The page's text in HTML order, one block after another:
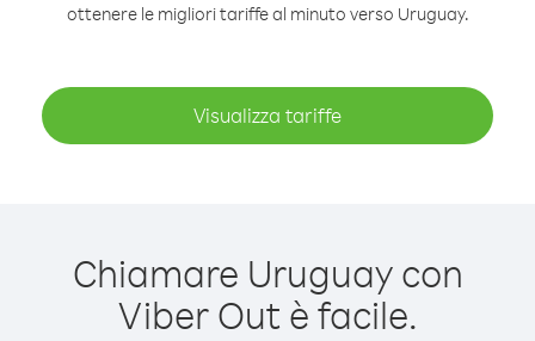
ottenere le migliori tariffe al minuto verso Uruguay.
Visualizza tariffe
Chiamare Uruguay con
Viber Out è facile.